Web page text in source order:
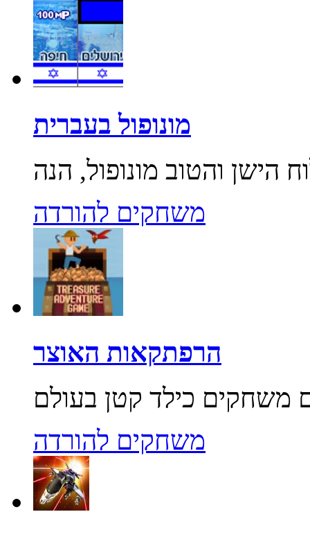
מונופול בעברית
משחקים להורדה
הרפתקאות האוצר
משחקים להורדה